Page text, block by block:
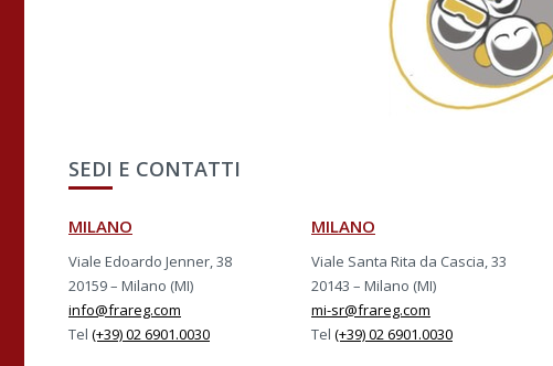
SEDI E CONTATTI
MILANO
Viale Edoardo Jenner, 38
20159 – Milano (MI)
info@frareg.com
Tel (+39) 02 6901.0030
MILANO
Viale Santa Rita da Cascia, 33
20143 – Milano (MI)
mi-sr@frareg.com
Tel (+39) 02 6901.0030